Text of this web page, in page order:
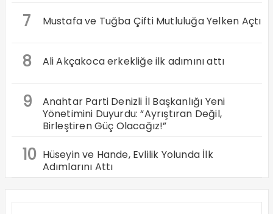
7 Mustafa ve Tuğba Çifti Mutluluğa Yelken Açtı
8 Ali Akçakoca erkekliğe ilk adımını attı
9
Anahtar Parti Denizli İl Başkanlığı Yeni
Yönetimini Duyurdu: “Ayrıştıran Değil,
Birleştiren Güç Olacağız!”
10 Hüseyin ve Hande, Evlilik Yolunda İlk
Adımlarını Attı